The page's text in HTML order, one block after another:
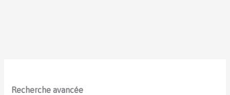
Recherche avancée